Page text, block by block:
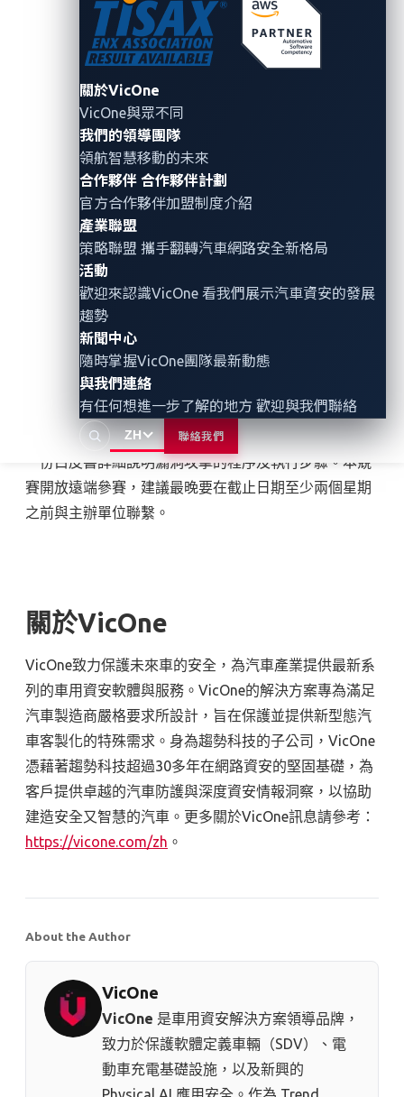
關於VicOne
VicOne與眾不同
我們的領導團隊
領航智慧移動的未來
合作夥伴 合作夥伴計劃
官方合作夥伴加盟制度介紹
產業聯盟
策略聯盟 攜手翻轉汽車網路安全新格局
活動
歡迎來認識VicOne 看我們展示汽車資安的發展
趨勢
新聞中心
隨時掌握VicOne團隊最新動態
與我們連絡
有任何想進一步了解的地方 歡迎與我們聯絡
ZH 聯絡我們
參賽者必須能破解目標元件用來確保程式碼安全執行
的設計機制，例如：資料執行防止 (DEP)、位址空間配
置隨機化(ASLR)以及/或是應用程式沙盒模擬環境。攻
擊中所使用的漏洞必須是先前未曾知曉、未曾發布、
或未曾通報過的漏洞。
工程師會在Pwn2Own Automotive
備攻擊環境、評估參賽者的成果，並執行漏洞揭露流
程，讓實際產品中的漏洞能夠儘早進行修復。
執行長鄭奕立指出：「我們非常高興Tesla
Pwn2Own Automotive
VicOne希望領銜鼓勵紮實研究以解決真實世界的
汽車資安威脅，此次與
發掘聯網汽車漏洞以防範未來攻擊的領先地位。這樣的
活動對於協助全球汽車產業預測及防範不斷演進的威脅
情勢至關重要。」
比賽報名截止日期為：2024年1月18日，報名時須繳交
一份白皮書詳細說明漏洞攻擊的程序及執行步驟。本競
賽開放遠端參賽，建議最晚要在截止日期至少兩個星期
之前與主辦單位聯繫。
關於VicOne
VicOne致力保護未來車的安全，為汽車產業提供最新系
列的車用資安軟體與服務。 VicOne的解決方案專為滿足
汽車製造商嚴格要求所設計，旨在保護並提供新型態汽
車客製化的特殊需求。身為趨勢科技的子公司， VicOne
憑藉著趨勢科技超過30多年在網路資安的堅固基礎，為
客戶提供卓越的汽車防護與深度資安情報洞察，以協助
建造安全又智慧的汽車。更多關於VicOne訊息請參考：
https://vicone.com/zh 。
About the Author
VicOne
VicOne 是車用資安解決方案領導品牌，
致力於保護軟體定義車輛（SDV）、電
動車充電基礎設施，以及新興的